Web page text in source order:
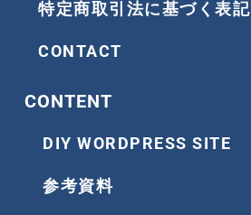
特定商取引法に基づく表記
CONTACT
CONTENT
DIY WORDPRESS SITE
参考資料